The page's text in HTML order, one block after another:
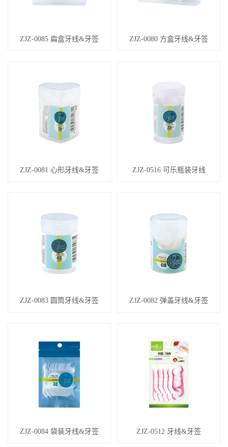
ZJZ-0085 扁盒牙线&牙签 ZJZ-0080 方盒牙线&牙签
ZJZ-0081 心形牙线&牙签 ZJZ-0516 可乐瓶装牙线
ZJZ-0083 圆筒牙线&牙签 ZJZ-0082 弹盖牙线&牙签
ZJZ-0084 袋装牙线&牙签 ZJZ-0512 牙线&牙签